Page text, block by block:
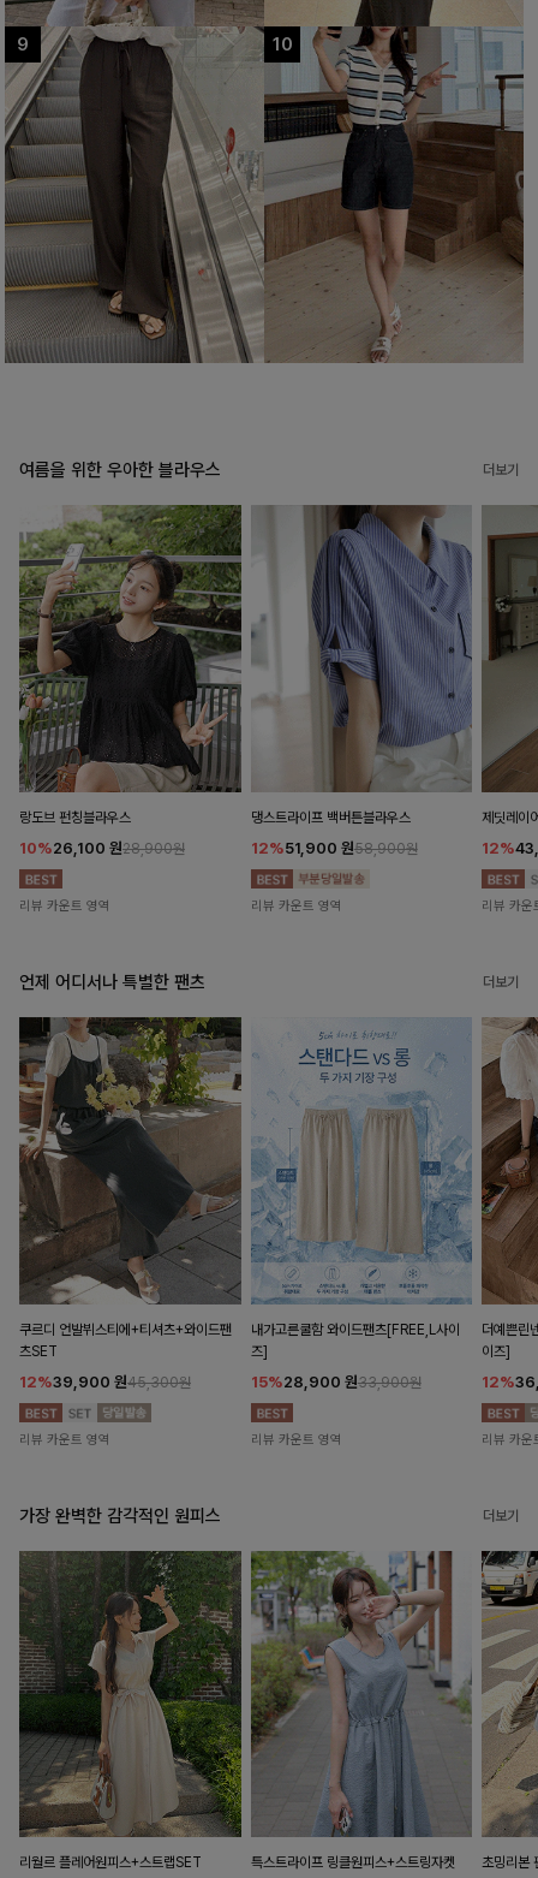
여름을 위한 우아한 블라우스 더보기
랑도브 펀칭블라우스
10%26,100 원28,900원
리뷰 카운트 영역
댕스트라이프 백버튼블라우스
12%51,900 원58,900원
리뷰 카운트 영역
제딧레이
12%
리뷰 카운
언제 어디서나 특별한 팬츠 더보기
쿠르디 언발뷔스티에+티셔츠+와이드팬
츠SET
12%39,900 원45,300원
리뷰 카운트 영역
내가고른쿨함 와이드팬츠[FREE,L사이
즈]
15%28,900 원33,900원
리뷰 카운트 영역
더예쁜린
이즈]
12%
리뷰 카운
가장 완벽한 감각적인 원피스 더보기
리월르 플레어원피스+스트랩SET
특스트라이프 링클원피스+스트링자켓
초밍리본